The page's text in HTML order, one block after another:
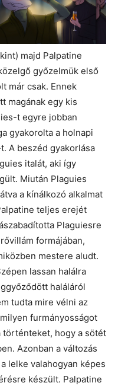
majd Palpatine
győzelmük első
már csak. Ennek
magának egy kis
t egyre jobban
gyakorolta a holnapi
A beszéd gyakorlása
italát, aki így
Miután Plaguies
a kínálkozó alkalmat
teljes erejét
Plaguiesre
formájában,
mestere aludt.
lassan halálra
haláláról
tudta mire vélni az
furmányosságot
történteket, hogy a sötét
Azonban a változás
lelke valahogyan képes
készült. Palpatine